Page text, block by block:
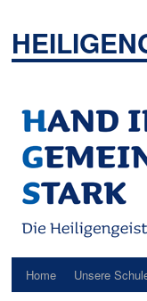
springen
Home Unsere